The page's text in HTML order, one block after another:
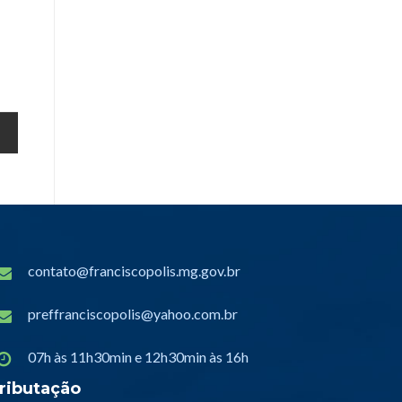
contato@franciscopolis.mg.gov.br
preffranciscopolis@yahoo.com.br
07h às 11h30min e 12h30min às 16h